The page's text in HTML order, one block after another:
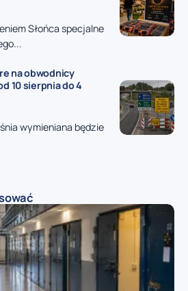
Słońca specjalne
na obwodnicy
10 sierpnia do 4
wymieniana będzie